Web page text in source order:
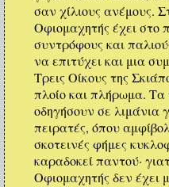
σαν χίλιους ανέμους.
Οφιομαχητής έχει στο
συντρόφους και
να επιτύχει και μια
Τρεις Οίκους της
πλοίο και πλήρωμα. Τα
οδηγήσουν σε λιμάνια
πειρατές, όπου
σκοτεινές φήμες
καραδοκεί παντού·
Οφιομαχητής δεν έχει